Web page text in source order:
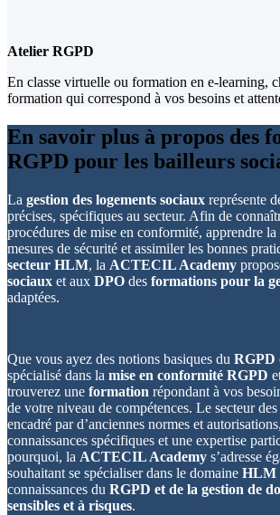
Atelier RGPD
En classe virtuelle ou formation en e-learning,
formation qui correspond à vos besoins et
En savoir plus à propos des
RGPD pour les bailleurs
La gestion des logements sociaux représente
précises, spécifiques au secteur. Afin de
procédures de mise en conformité, apprendre la
mesures de sécurité et assimiler les bonnes
secteur HLM, la ACTECIL Academy
sociaux et aux DPO des formations pour la
adaptées.
Que vous ayez des notions basiques du RGPD
spécialisé dans la mise en conformité RGPD
trouverez une formation répondant à vos
de votre niveau de compétences. Le secteur des
encadré par d’anciennes normes et
connaissances spécifiques et une expertise
pourquoi, la ACTECIL Academy s’adresse
souhaitant se spécialiser dans le domaine HLM
connaissances du RGPD et de la gestion de
sensibles et à risques.